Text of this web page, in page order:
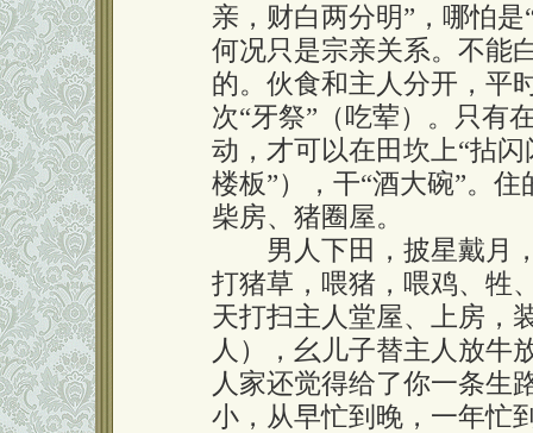
亲，财白两分明”，哪怕
何况只是宗亲关系。不能
的。伙食和主人分开，平
次“牙祭”（吃荤）。只有
动，才可以在田坎上“拈
楼板”），干“酒大碗”。
柴房、猪圈屋。
男人下田，披星戴月，
打猪草，喂猪，喂鸡、牲
天打扫主人堂屋、上房，
人），幺儿子替主人放牛
人家还觉得给了你一条生
小，从早忙到晚，一年忙